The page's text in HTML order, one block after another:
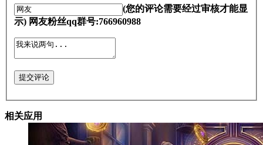
(您的评论需要经过审核才能显
示) 网友粉丝qq群号:766960988
提交评论
相关应用